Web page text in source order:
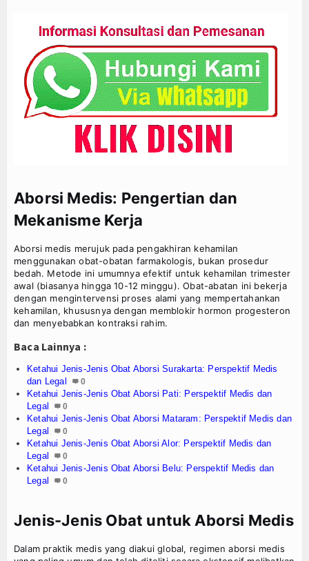
Aborsi Medis: Pengertian dan
Mekanisme Kerja
Aborsi medis merujuk pada pengakhiran kehamilan
menggunakan obat-obatan farmakologis, bukan prosedur
bedah. Metode ini umumnya efektif untuk kehamilan trimester
awal (biasanya hingga 10-12 minggu). Obat-abatan ini bekerja
dengan mengintervensi proses alami yang mempertahankan
kehamilan, khususnya dengan memblokir hormon progesteron
dan menyebabkan kontraksi rahim.
Baca Lainnya :
Ketahui Jenis-Jenis Obat Aborsi Surakarta: Perspektif Medis
dan Legal
0
Ketahui Jenis-Jenis Obat Aborsi Pati: Perspektif Medis dan
Legal
0
Ketahui Jenis-Jenis Obat Aborsi Mataram: Perspektif Medis dan
Legal
0
Ketahui Jenis-Jenis Obat Aborsi Alor: Perspektif Medis dan
Legal
0
Ketahui Jenis-Jenis Obat Aborsi Belu: Perspektif Medis dan
Legal
0
Jenis-Jenis Obat untuk Aborsi Medis
Dalam praktik medis yang diakui global, regimen aborsi medis